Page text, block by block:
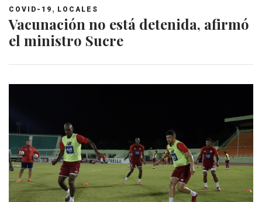
COVID-19 , LOCALES
Vacunación no está detenida, afirmó
el ministro Sucre